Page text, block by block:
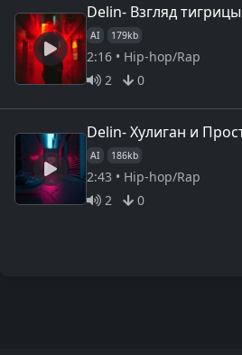
Delin- Взгляд тигрицы
AI 179kb
2:16 • Hip-hop/Rap
2
0
Delin- Хулиган и
AI 186kb
2:43 • Hip-hop/Rap
2
0